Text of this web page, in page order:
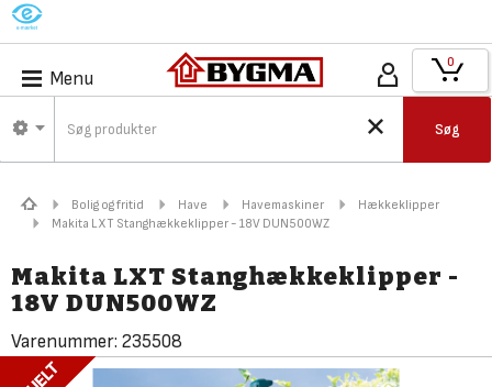
M
Menu
Søg
0
Bolig og fritid Have Havemaskiner
Hækkeklipper
Makita LXT Stanghækkeklipper - 18V DUN500WZ
Makita LXT Stanghækkeklipper -
18V DUN500WZ
Varenummer: 235508